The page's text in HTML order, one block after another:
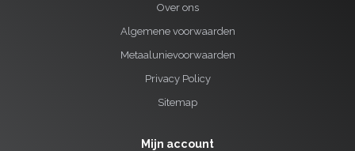
Over ons
Algemene voorwaarden
Metaalunievoorwaarden
Privacy Policy
Sitemap
Mijn account